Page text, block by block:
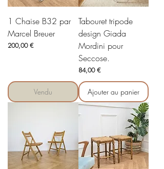
1 Chaise B32 par
Marcel Breuer
Prix
200,00 €
Vendu
Tabouret tripode
design Giada
Mordini pour
Seccose.
Prix
84,00 €
Ajouter au panier